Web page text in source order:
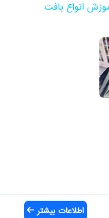
انواع بافت
اطلاعات بیشتر